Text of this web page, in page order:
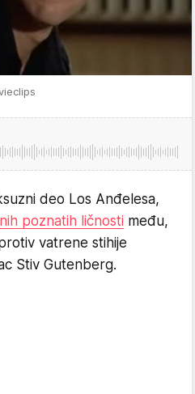
deo Los Anđelesa,
poznatih ličnosti među,
vatrene stihije
Stiv Gutenberg.